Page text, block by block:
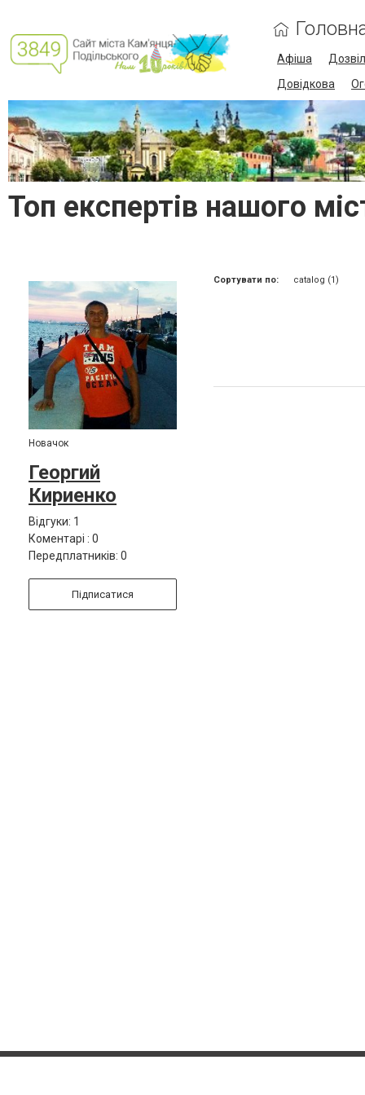
Афіша
Довідкова
Топ експертів нашого
Новачок
Георгий
Кириенко
Відгуки: 1
Коментарі : 0
Передплатників: 0
Підписатися
Сортувати по: catalog (1)